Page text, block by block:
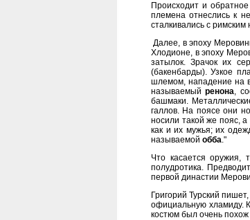
Происходит и
племена отнеслись к
сталкивались с
Далее, в эпоху
Хлодионе, в эпоху
затылок. Зрачок их
(бакенбарды). Узкое
шлемом, нападение на
называемыйренона,
башмаки.
галлов. На поясе они
носили такой же пояс,
как и их мужья; их
называемой обба."
Что касается оружия,
полудротика.
первой династии
Григорий Турский
официальную хламиду.
костюм был очень похож